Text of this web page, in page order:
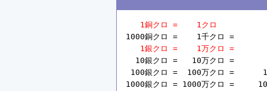
1銅クロ =    1クロ
1000銅クロ =    1千クロ =
1銀クロ =    1万クロ =
10銀クロ =   10万クロ =
100銀クロ =  100万クロ =
1000銀クロ = 1000万クロ =